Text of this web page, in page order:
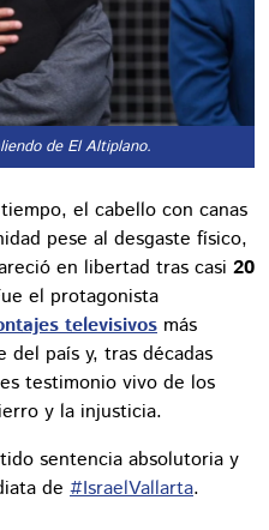
de El Altiplano.
el cabello con canas
pese al desgaste físico,
en libertad tras casi 20
el protagonista
televisivos más
país y, tras décadas
testimonio vivo de los
y la injusticia.
sentencia absolutoria y
de #IsraelVallarta.